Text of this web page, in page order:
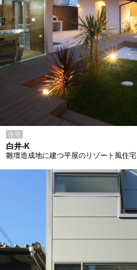
住宅
白井-K
雛壇造成地に建つ平屋のリゾート風住宅